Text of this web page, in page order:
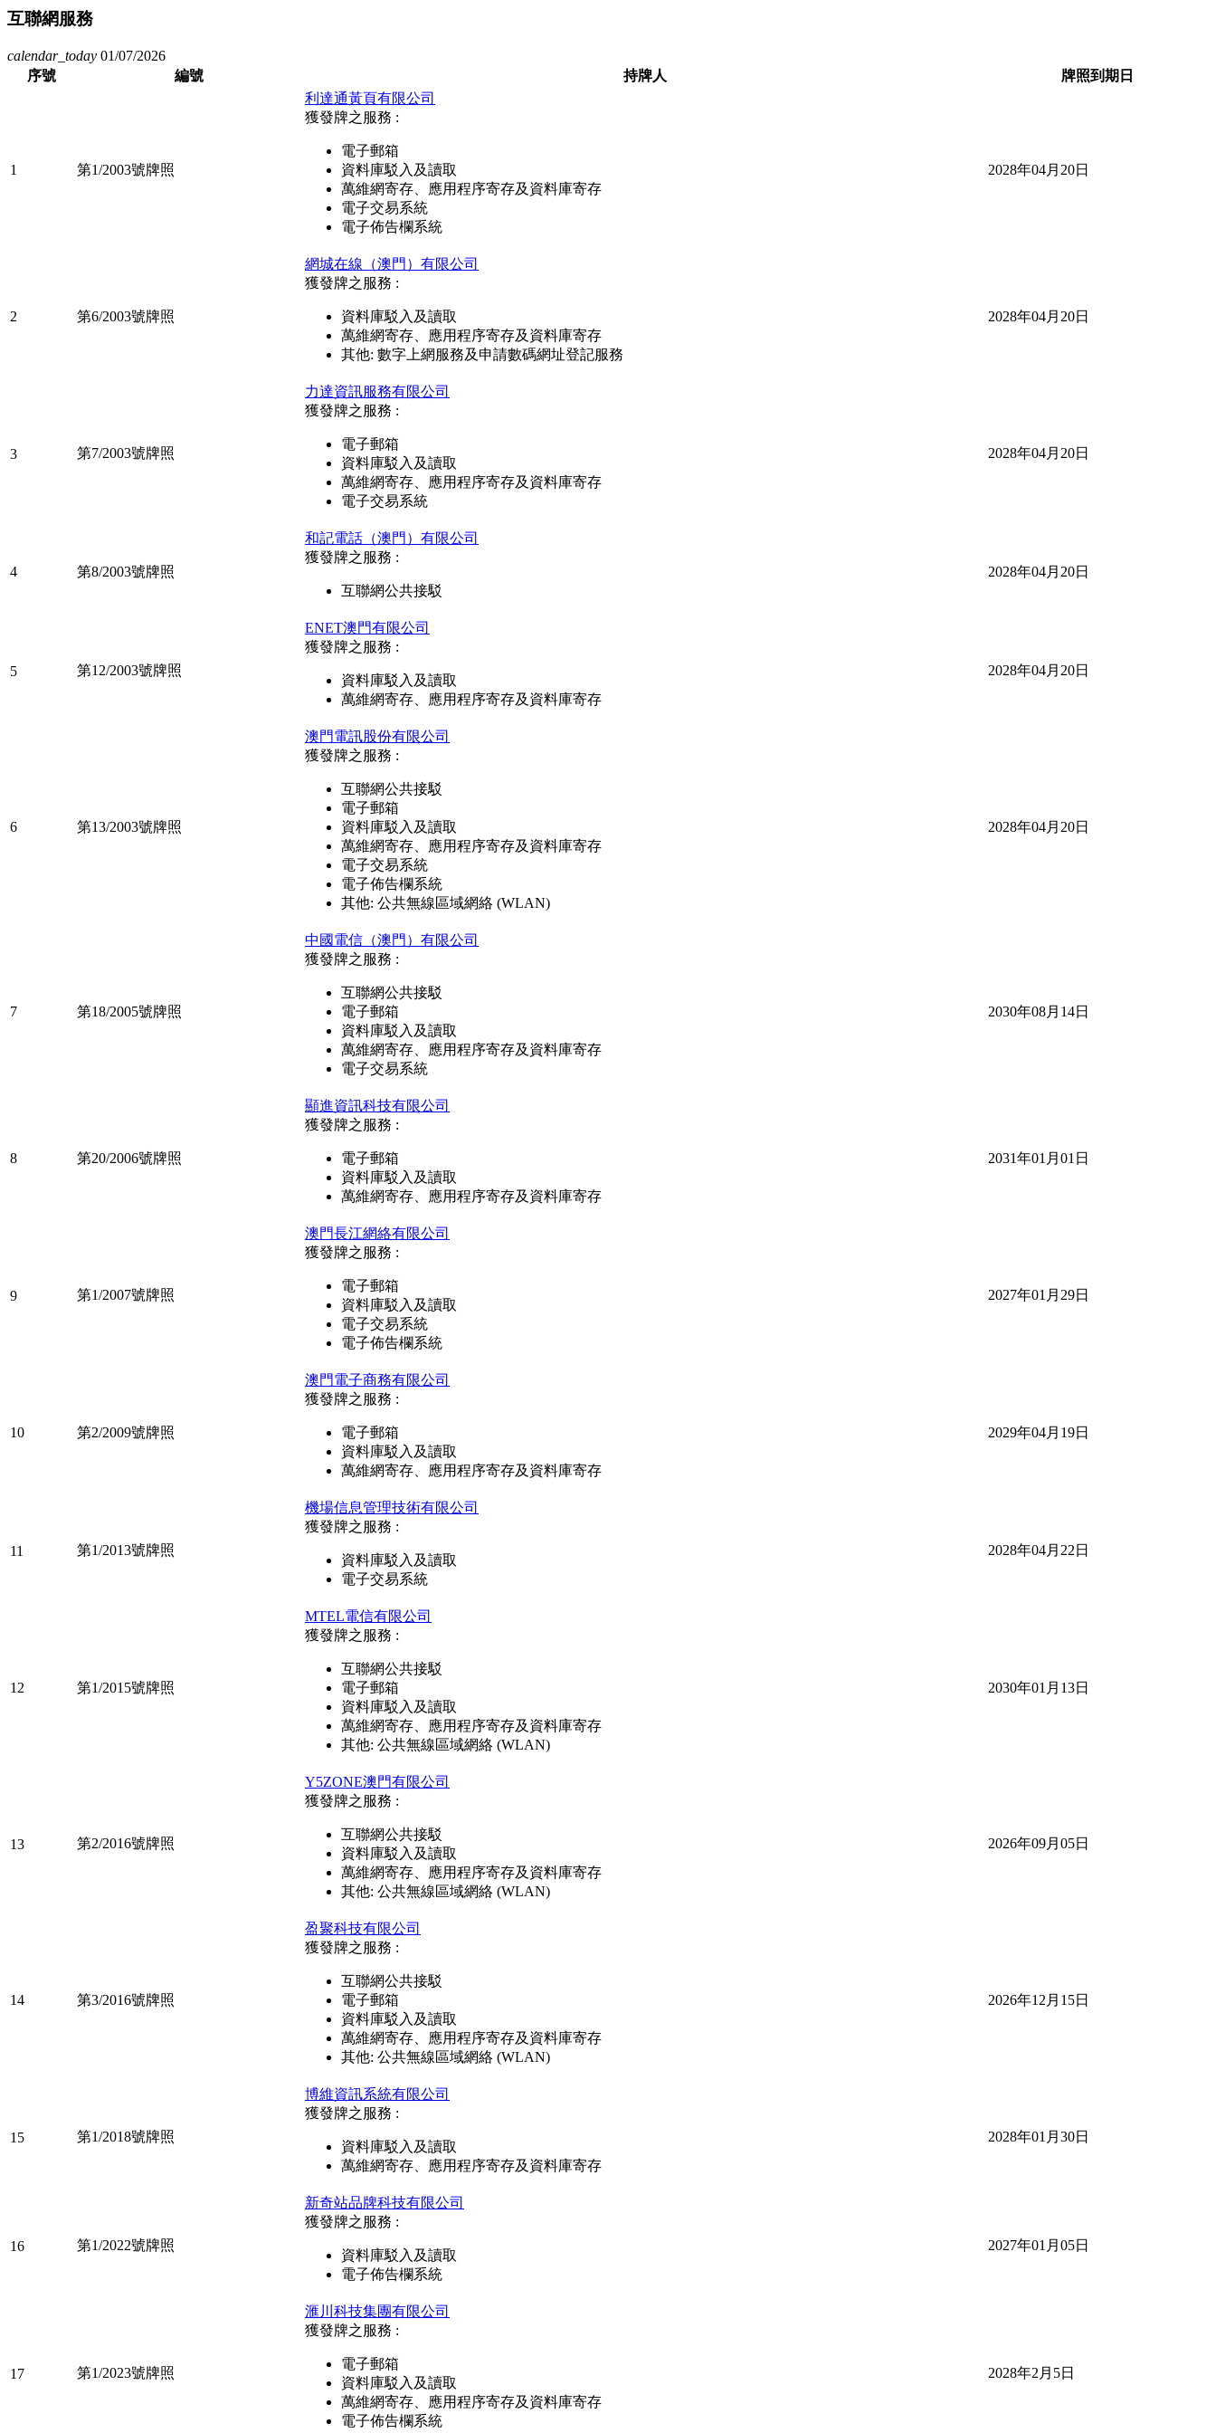
互聯網服務
calendar_today 01/07/2026
序號
編號 持牌人 牌照到期日
1 第1/2003號牌照
利達通黃頁有限公司
獲發牌之服務 :
電子郵箱
資料庫駁入及讀取
萬維網寄存、應用程序寄存及資料庫寄存
電子交易系統
電子佈告欄系統
2028年04月20日
2 第6/2003號牌照
網城在線（澳門）有限公司
獲發牌之服務 :
資料庫駁入及讀取
萬維網寄存、應用程序寄存及資料庫寄存
其他: 數字上網服務及申請數碼網址登記服務
2028年04月20日
3 第7/2003號牌照
力達資訊服務有限公司
獲發牌之服務 :
電子郵箱
資料庫駁入及讀取
萬維網寄存、應用程序寄存及資料庫寄存
電子交易系統
2028年04月20日
4 第8/2003號牌照
和記電話（澳門）有限公司
獲發牌之服務 :
互聯網公共接駁
2028年04月20日
5 第12/2003號牌照
ENET澳門有限公司
獲發牌之服務 :
資料庫駁入及讀取
萬維網寄存、應用程序寄存及資料庫寄存
2028年04月20日
6 第13/2003號牌照
澳門電訊股份有限公司
獲發牌之服務 :
互聯網公共接駁
電子郵箱
資料庫駁入及讀取
萬維網寄存、應用程序寄存及資料庫寄存
電子交易系統
電子佈告欄系統
其他: 公共無線區域網絡 (WLAN)
2028年04月20日
7 第18/2005號牌照
中國電信（澳門）有限公司
獲發牌之服務 :
互聯網公共接駁
電子郵箱
資料庫駁入及讀取
萬維網寄存、應用程序寄存及資料庫寄存
電子交易系統
2030年08月14日
8 第20/2006號牌照
顯進資訊科技有限公司
獲發牌之服務 :
電子郵箱
資料庫駁入及讀取
萬維網寄存、應用程序寄存及資料庫寄存
2031年01月01日
9 第1/2007號牌照
澳門長江網絡有限公司
獲發牌之服務 :
電子郵箱
資料庫駁入及讀取
電子交易系統
電子佈告欄系統
2027年01月29日
10 第2/2009號牌照
澳門電子商務有限公司
獲發牌之服務 :
電子郵箱
資料庫駁入及讀取
萬維網寄存、應用程序寄存及資料庫寄存
2029年04月19日
11 第1/2013號牌照
機場信息管理技術有限公司
獲發牌之服務 :
資料庫駁入及讀取
電子交易系統
2028年04月22日
12 第1/2015號牌照
MTEL電信有限公司
獲發牌之服務 :
互聯網公共接駁
電子郵箱
資料庫駁入及讀取
萬維網寄存、應用程序寄存及資料庫寄存
其他: 公共無線區域網絡 (WLAN)
2030年01月13日
13 第2/2016號牌照
Y5ZONE澳門有限公司
獲發牌之服務 :
互聯網公共接駁
資料庫駁入及讀取
萬維網寄存、應用程序寄存及資料庫寄存
其他: 公共無線區域網絡 (WLAN)
2026年09月05日
14 第3/2016號牌照
盈聚科技有限公司
獲發牌之服務 :
互聯網公共接駁
電子郵箱
資料庫駁入及讀取
萬維網寄存、應用程序寄存及資料庫寄存
其他: 公共無線區域網絡 (WLAN)
2026年12月15日
15 第1/2018號牌照
博維資訊系統有限公司
獲發牌之服務 :
資料庫駁入及讀取
萬維網寄存、應用程序寄存及資料庫寄存
2028年01月30日
16 第1/2022號牌照
新奇站品牌科技有限公司
獲發牌之服務 :
資料庫駁入及讀取
電子佈告欄系統
2027年01月05日
17 第1/2023號牌照
滙川科技集團有限公司
獲發牌之服務 :
電子郵箱
資料庫駁入及讀取
萬維網寄存、應用程序寄存及資料庫寄存
電子佈告欄系統
2028年2月5日